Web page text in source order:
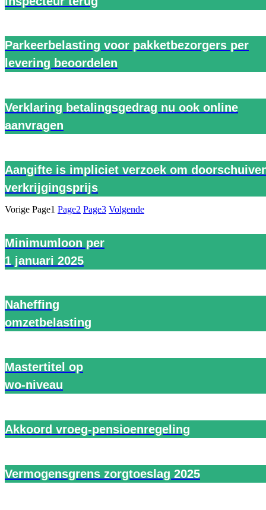
Parkeerbelasting voor pakketbezorgers per
levering beoordelen
Verklaring betalingsgedrag nu ook online
aanvragen
Aangifte is impliciet verzoek om
verkrijgingsprijs
Vorige Page1 Page2 Page3 Volgende
Minimumloon per
1 januari 2025
Naheffing
omzetbelasting
Mastertitel op
wo-niveau
Akkoord vroeg-pensioenregeling
Vermogensgrens zorgtoeslag 2025